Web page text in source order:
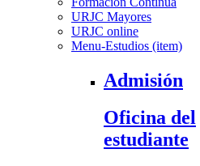
URJC Mayores
URJC online
Menu-Estudios (item)
Admisión
Oficina del
estudiante